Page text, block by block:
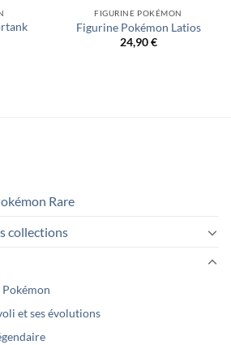
FIGURINE POKÉMON
Figurine Pokémon Latios
24,90€
Rare
collections
et ses évolutions